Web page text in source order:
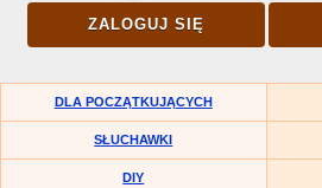
ZALOGUJ SIĘ
DLA POCZĄTKUJĄCYCH
SŁUCHAWKI
DIY